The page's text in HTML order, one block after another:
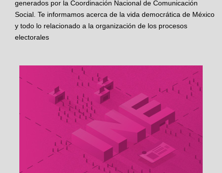
generados por la Coordinación Nacional de Comunicación
Social. Te informamos acerca de la vida democrática de México
y todo lo relacionado a la organización de los procesos
electorales